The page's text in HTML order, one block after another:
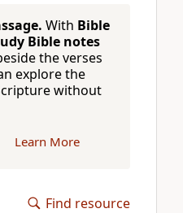
With Bible
Bible notes
the verses
explore the
without
Learn More
Find resource